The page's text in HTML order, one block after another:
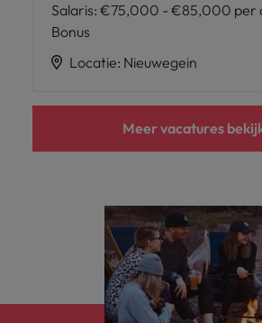
Salaris: €75,000 - €85,000 per
Bonus
Locatie: Nieuwegein
Meer vacatures